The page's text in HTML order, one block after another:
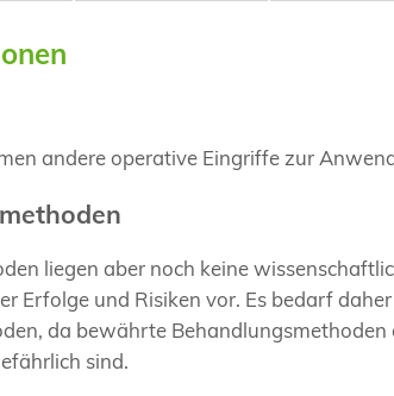
andere operative Eingriffe zur
liegen aber noch keine
Erfolge und Risiken vor. Es bedarf
da bewährte Behandlungsmethoden
sind.